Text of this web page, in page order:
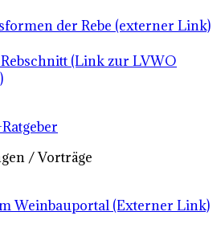
der Rebe (externer Link)
(Link zur LVWO
/ Vorträge
Weinbauportal (Externer Link)